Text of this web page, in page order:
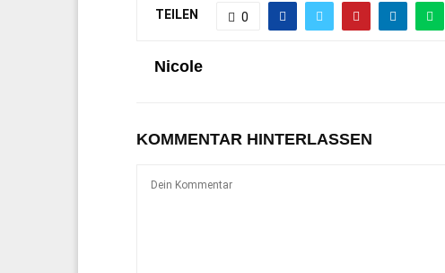
TEILEN 0
Nicole
KOMMENTAR HINTERLASSEN